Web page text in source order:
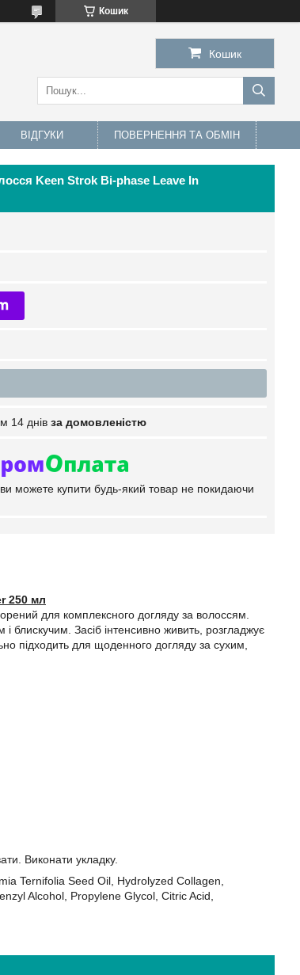
Кошик
Кошик
ВІДГУКИ ПОВЕРНЕННЯ ТА ОБМІН
Keen Strok Bi-phase Leave In
14 днів за домовленістю
можете купити будь-який товар не покидаючи
250 мл
для комплексного догляду за волоссям.
блискучим. Засіб інтенсивно живить, розгладжує
підходить для щоденного догляду за сухим,
Виконати укладку.
Ternifolia Seed Oil, Hydrolyzed Collagen,
Alcohol, Propylene Glycol, Citric Acid,